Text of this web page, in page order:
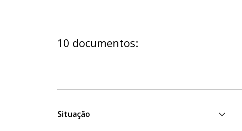
10 documentos:
Situação